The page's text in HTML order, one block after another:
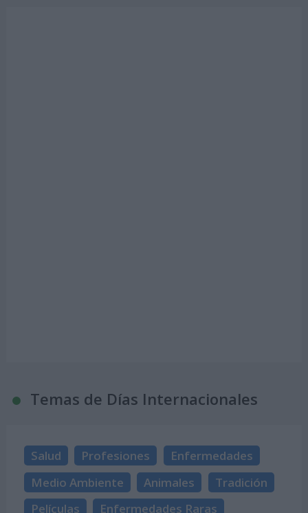
Temas de Días Internacionales
Salud Profesiones
Enfermedades
Medio Ambiente
Animales
Tradición
Películas
Enfermedades Raras